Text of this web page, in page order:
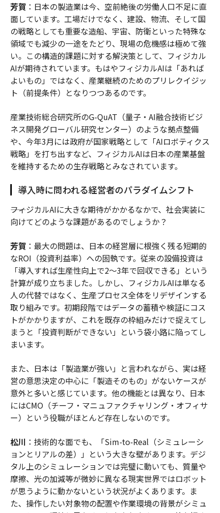
芳賀 ：日本の製造業は今、空前絶後の労働人口不足に直
面しています。工場だけでなく、建設、物流、そして国
の戦略としても重要な造船、宇宙、防衛といった特殊な
領域でも減少の一途をたどり、現場の危機感は極めて強
い。この構造的課題に対する解決策として、フィジカル
AIが期待されています。もはやフィジカルAIは「あれば
よいもの」ではなく、産業継続のためのプリレクイジッ
ト（前提条件）となりつつあるのです。
産業技術総合研究所のG-QuAT（量子・AI融合技術ビジ
ネス開発グローバル研究センター）のような拠点整備
や、今年3月には政府が国家戦略として「AIロボティクス
戦略」を打ち出すなど、フィジカルAIは日本の産業基盤
を維持するための生存戦略とみなされています。
導入時に問われる経営者のパラダイムシフト
――フィジカルAIに大きな期待がかかるなかで、社会実装に
向けてどのような課題があるのでしょうか？
芳賀 ：最大の問題は、日本の経営層に根強く残る短期的
なROI（投資利益率）への固執です。従来の設備投資は
「導入すれば生産性向上で2〜3年で回収できる」という
計算が成り立ちました。しかし、フィジカルAIは単なる
人の代替ではなく、生産プロセス全体をリデザインする
取り組みです。初期段階ではデータの蓄積や検証にコス
トがかかりますが、これを既存の枠組みだけで捉えてし
まうと「投資判断ができない」という袋小路に陥ってし
まいます。
また、日本は「製造業が強い」と言われながら、実は経
営の意思決定の中心に「製造そのもの」がないケースが
意外と多いと感じています。他の機能とは異なり、日本
にはCMO（チーフ・マニュファクチャリング・オフィサ
ー）という役職がほとんど存在しないのです。
松川 ：技術的な面でも、「Sim-to-Real（シミュレーシ
ョンとリアルの差）」という大きな壁があります。デジ
タル上のシミュレーションでは完璧に動いても、質量や
摩擦、光の加減等が微妙に異なる現実世界ではロボット
が思うように動かないという状況がよくあります。ま
た、操作したい対象物の配置や作業環境の背景がシミュ